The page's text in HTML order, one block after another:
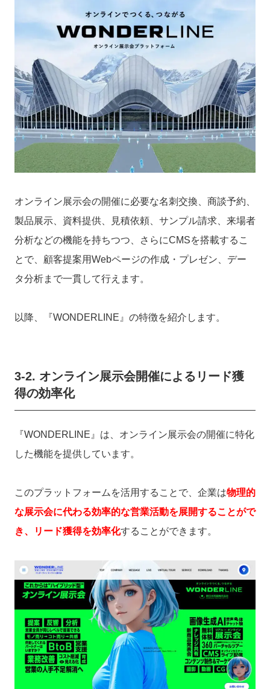
オンライン展示会の開催に必要な名刺交換、商談予約、
製品展示、資料提供、見積依頼、サンプル請求、来場者
分析などの機能を持ちつつ、さらにCMSを搭載するこ
とで、顧客提案用Webページの作成・プレゼン、デー
タ分析まで一貫して行えます。
以降、 『WONDERLINE』の特徴を紹介します。
3-2. オンライン展示会開催によるリード獲
得の効率化
『WONDERLINE』は、オンライン展示会の開催に特化
した機能を提供しています。
このプラットフォームを活用することで、企業は物理的
な展示会に代わる効率的な営業活動を展開することがで
き、リード獲得を効率化することができます。